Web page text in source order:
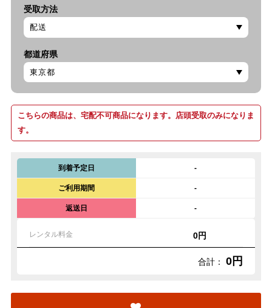
受取方法
都道府県
こちらの商品は、宅配不可商品になります。店頭受取のみになりま
す。
到着予定日 -
ご利用期間 -
返送日 -
レンタル料金 0円
合計： 0円